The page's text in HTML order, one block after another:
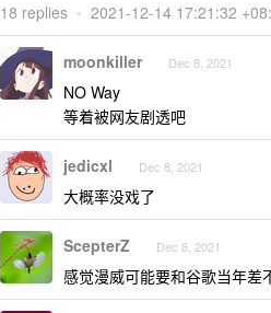
18 replies • 2021-12-14 17:21:32
moonkiller Dec 8, 2021
NO Way
等着被网友剧透吧
jedicxl Dec 8, 2021
大概率没戏了
ScepterZ Dec 8, 2021
感觉漫威可能要和谷歌当年差